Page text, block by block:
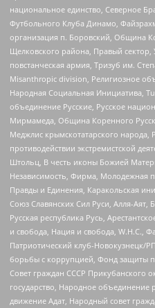
национальное единство, Северное
Футбольного Клуба Динамо,
организация п. Боровский, Община
Щелковского района, Правый
повстанческая армия, Тризуб им.
Misanthropic division, Религиозное
Народная Социальная Инициатива,
объединение Русские, Русское
Мирмамеда, Община Коренного
Меджлис крымскотатарского
противодействии экстремистской
Штольц, В честь иконы Божией
Независимость, Фирма, Молодежная
Правды и Единения, Каракольская
Союз Славянских Сил Руси, Алля-Аят,
Русская республика Русь,
и свобода, Нация и свобода, W.H.С.,
Патриотический клуб-Новокузнецк/
борьбы с коррупцией, Фонд защиты
Совет граждан СССР Прикубанского
государство, Народное объединение
движение Адат, Народный совет